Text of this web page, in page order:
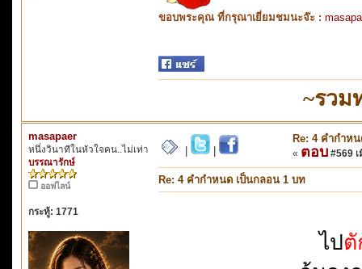
ขอบพระคุณ ที่กรุณาเยี่ยมชมนะจ๊ะ :
~รวม
masapaer
หนึ่งวินาทีในหัวใจคน..ไม่เท่า
บรรณารักษ์
ออฟไลน์
กระทู้: 1771
Re: 4 คำกำห
« ตอบ #569
Re: 4 คำกำหนด เป็นกลอน 1 บท
ไป